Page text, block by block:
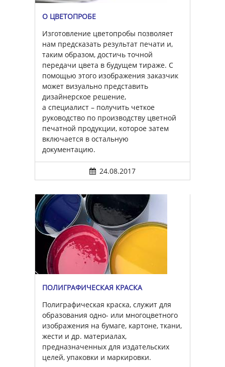
О ЦВЕТОПРОБЕ
Изготовление цветопробы позволяет
нам предсказать результат печати и,
таким образом, достичь точной
передачи цвета в будущем тираже. С
помощью этого изображения заказчик
может визуально представить
дизайнерское решение,
а специалист – получить четкое
руководство по производству цветной
печатной продукции, которое затем
включается в остальную
документацию.
24.08.2017
ПОЛИГРАФИЧЕСКАЯ КРАСКА
Полиграфическая краска, служит для
образования одно- или многоцветного
изображения на бумаге, картоне, ткани,
жести и др. материалах,
предназначенных для издательских
целей, упаковки и маркировки.